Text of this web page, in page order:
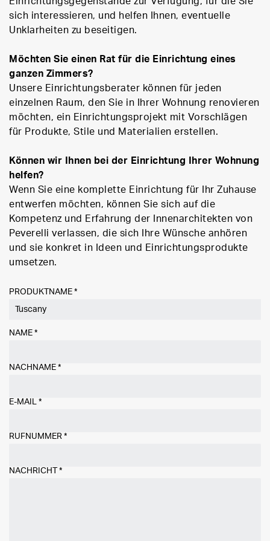
sich interessieren, und helfen Ihnen, eventuelle
Unklarheiten zu beseitigen.
Möchten Sie einen Rat für die Einrichtung eines
ganzen Zimmers?
Unsere Einrichtungsberater können für jeden
einzelnen Raum, den Sie in Ihrer Wohnung renovieren
möchten, ein Einrichtungsprojekt mit Vorschlägen
für Produkte, Stile und Materialien erstellen.
Können wir Ihnen bei der Einrichtung Ihrer Wohnung
helfen?
Wenn Sie eine komplette Einrichtung für Ihr Zuhause
entwerfen möchten, können Sie sich auf die
Kompetenz und Erfahrung der Innenarchitekten von
Peverelli verlassen, die sich Ihre Wünsche anhören
und sie konkret in Ideen und Einrichtungsprodukte
umsetzen.
PRODUKTNAME *
NAME *
NACHNAME *
E-MAIL *
RUFNUMMER *
NACHRICHT *